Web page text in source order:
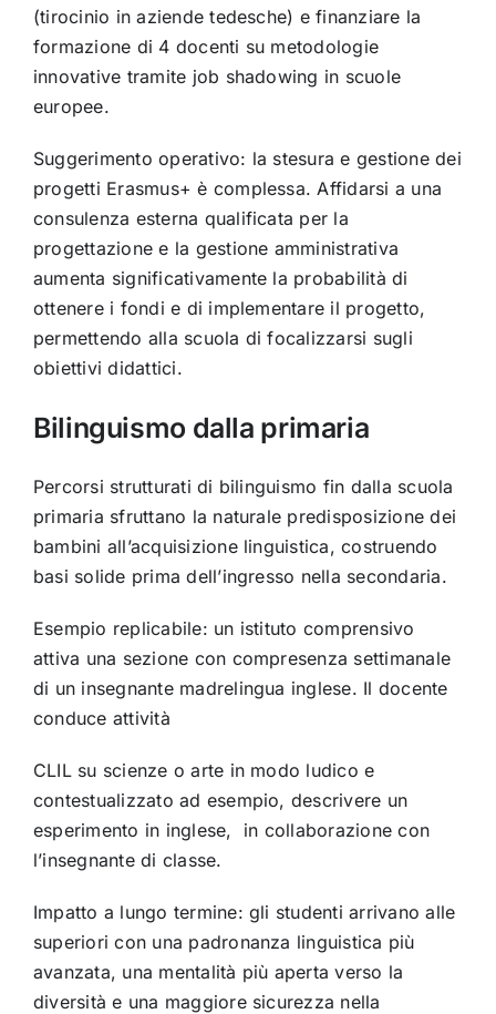
(tirocinio in aziende tedesche) e finanziare la
formazione di 4 docenti su metodologie
innovative tramite job shadowing in scuole
europee.
Suggerimento operativo: la stesura e gestione dei
progetti Erasmus+ è complessa. Affidarsi a una
consulenza esterna qualificata per la
progettazione e la gestione amministrativa
aumenta significativamente la probabilità di
ottenere i fondi e di implementare il progetto,
permettendo alla scuola di focalizzarsi sugli
obiettivi didattici.
Bilinguismo dalla primaria
Percorsi strutturati di bilinguismo fin dalla scuola
primaria sfruttano la naturale predisposizione dei
bambini all’acquisizione linguistica, costruendo
basi solide prima dell’ingresso nella secondaria.
Esempio replicabile: un istituto comprensivo
attiva una sezione con compresenza settimanale
di un insegnante madrelingua inglese. Il docente
conduce attività
CLIL su scienze o arte in modo ludico e
contestualizzato ad esempio, descrivere un
esperimento in inglese, in collaborazione con
l’insegnante di classe.
Impatto a lungo termine: gli studenti arrivano alle
superiori con una padronanza linguistica più
avanzata, una mentalità più aperta verso la
diversità e una maggiore sicurezza nella